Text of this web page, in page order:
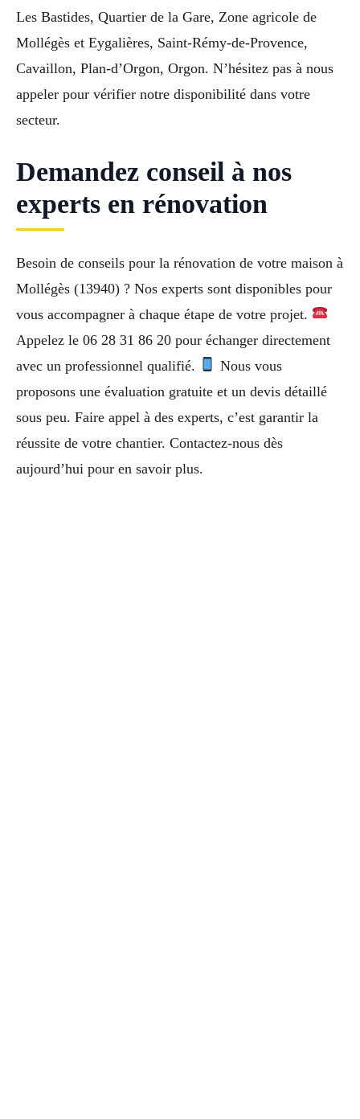
Les Bastides, Quartier de la Gare, Zone agricole de
Mollégès et Eygalières, Saint-Rémy-de-Provence,
Cavaillon, Plan-d’Orgon, Orgon. N’hésitez pas à nous
appeler pour vérifier notre disponibilité dans votre
secteur.
Demandez conseil à nos
experts en rénovation
Besoin de conseils pour la rénovation de votre maison à
Mollégès (13940) ? Nos experts sont disponibles pour
vous accompagner à chaque étape de votre projet.
Appelez le 06 28 31 86 20 pour échanger directement
avec un professionnel qualifié.
Nous vous
proposons une évaluation gratuite et un devis détaillé
sous peu. Faire appel à des experts, c’est garantir la
réussite de votre chantier. Contactez-nous dès
aujourd’hui pour en savoir plus.